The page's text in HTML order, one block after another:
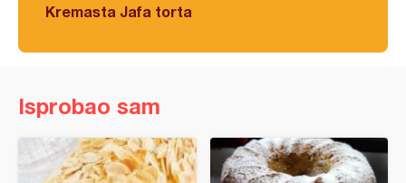
Kremasta Jafa torta
Isprobao sam